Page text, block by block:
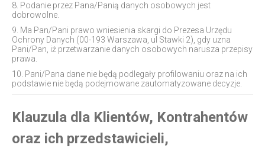
8. Podanie przez Pana/Panią danych osobowych jest
dobrowolne.
9. Ma Pan/Pani prawo wniesienia skargi do Prezesa Urzędu
Ochrony Danych (00-193 Warszawa, ul Stawki 2), gdy uzna
Pani/Pan, iż przetwarzanie danych osobowych narusza przepisy
prawa.
10. Pani/Pana dane nie będą podlegały profilowaniu oraz na ich
podstawie nie będą podejmowane zautomatyzowane decyzje.
Klauzula dla Klientów, Kontrahentów
oraz ich przedstawicieli,